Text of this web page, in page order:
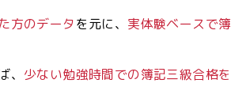
方のデータを元に、 実体験ベースで
少ない勉強時間での簿記三級合格